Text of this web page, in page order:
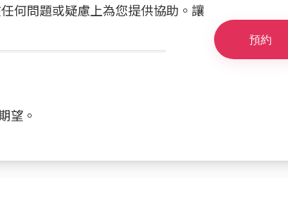
何問題或疑慮上為您提供協助。讓
望。
預約